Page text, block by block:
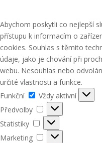
Abychom poskytli co nejlepší
přístupu k informacím o
cookies. Souhlas s těmito
údaje, jako je chování při
webu. Nesouhlas nebo
určité vlastnosti a funkce.
Funkční
Funkční
Vždy aktivní
Předvolby
Předvolby
Statistiky
Statistiky
Marketing
Marketing